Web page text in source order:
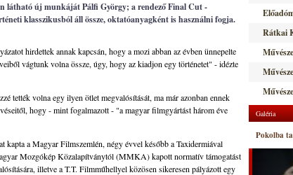
látható új munkáját Pálfi György; a rendező Final Cut -
klasszikusból áll össze, oktatóanyagként is használni fogja.
hirdettek annak kapcsán, hogy a mozi abban az évben ünnepelte
vágtunk volna össze, úgy, hogy az kiadjon egy történetet" - idézte
tették volna egy ilyen ötlet megvalósítását, ma már azonban ennek
hogy - mint fogalmazott - "a magyar filmgyártást három éve
a Magyar Filmszemlén, négy évvel később a Taxidermiával
Mozgókép Közalapítványtól (MMKA) kapott normatív támogatást
illetve a T.T. Filmműhellyel közösen sikeresen pályázott egy
Rátkai
Galéria
Pokolba